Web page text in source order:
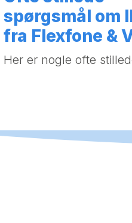
spørgsmål om
fra Flexfone &
Her er nogle ofte